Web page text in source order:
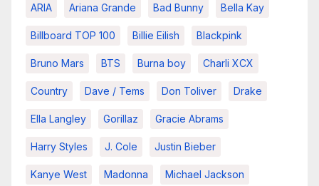
ARIA Ariana Grande Bad Bunny Bella Kay
Billboard TOP 100 Billie Eilish Blackpink
Bruno Mars BTS Burna boy Charli XCX
Country Dave / Tems Don Toliver Drake
Ella Langley Gorillaz Gracie Abrams
Harry Styles J. Cole Justin Bieber
Kanye West Madonna Michael Jackson